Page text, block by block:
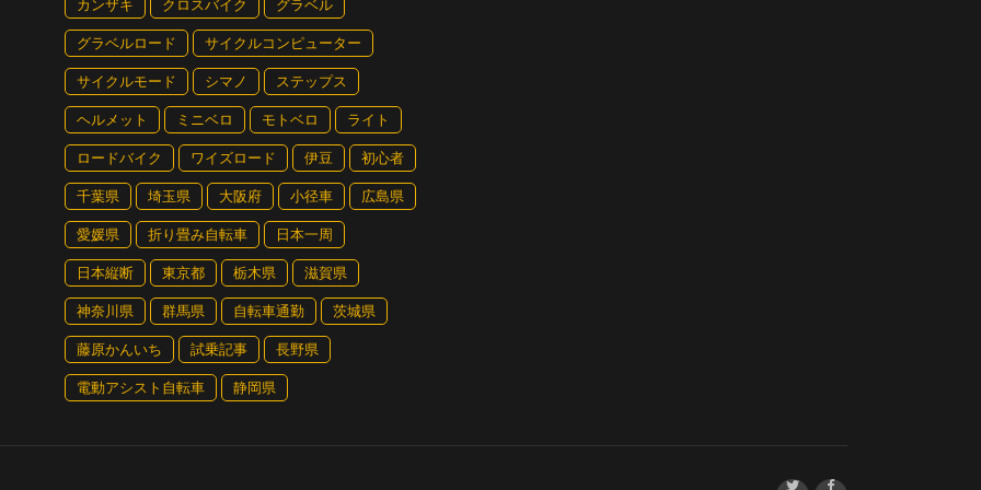
がIT系のダーフォンだからこそできる自由度の高いデザインだ
スとなる。変速系統はシマノ・デオーレだが、ブレーキ
動力を持ち重量のあるeMTBでも安心して扱うことが
カンザキ クロスバイク グラベル
グラベルロード サイクルコンピューター
サイクルモード シマノ ステップス
ヘルメット ミニベロ モトベロ ライト
ロードバイク ワイズロード 伊豆 初心者
千葉県 埼玉県 大阪府 小径車 広島県
愛媛県 折り畳み自転車 日本一周
日本縦断 東京都 栃木県 滋賀県
神奈川県 群馬県 自転車通勤 茨城県
藤原かんいち 試乗記事 長野県
電動アシスト自転車 静岡県